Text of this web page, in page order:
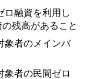
融資を利用し
残高があること
象者のメインバ
者の民間ゼロ